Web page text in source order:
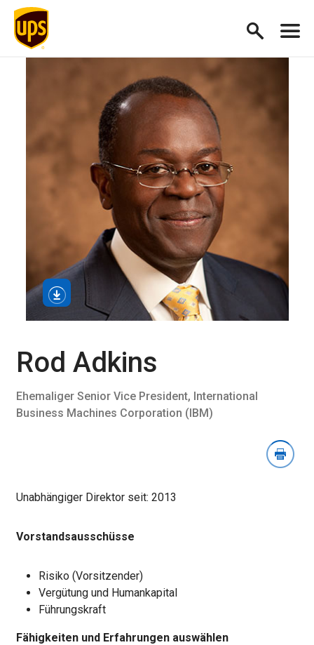
Rod Adkins
Ehemaliger Senior Vice President, International
Business Machines Corporation (IBM)
Unabhängiger Direktor seit: 2013
Vorstandsausschüsse
Risiko (Vorsitzender)
Vergütung und Humankapital
Führungskraft
Fähigkeiten und Erfahrungen auswählen
Abschnitt
„Bild
öffnen